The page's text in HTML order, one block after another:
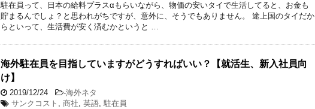
駐在員って、日本の給料プラスαもらいながら、物価の安いタイで生活してると、お金も
貯まるんでしょ？と思われがちですが、意外に、そうでもありません。 途上国のタイだか
らといって、生活費が安く済むかというと …
海外駐在員を目指していますがどうすればいい？【就活生、新入社員向
け】
2019/12/24 -海外ネタ
サンクコスト , 商社, 英語, 駐在員